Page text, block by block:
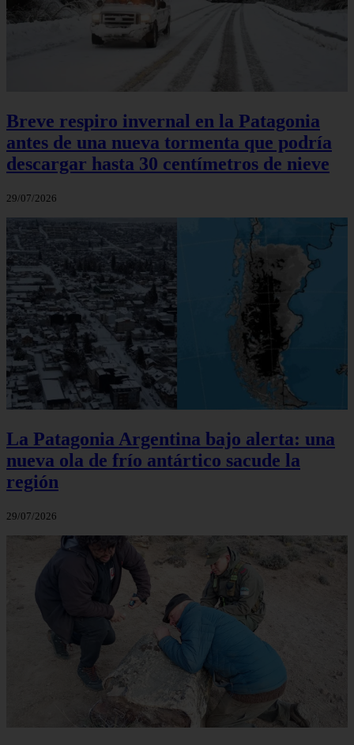
Breve respiro invernal en la Patagonia
antes de una nueva tormenta que podría
descargar hasta 30 centímetros de nieve
29/07/2026
La Patagonia Argentina bajo alerta: una
nueva ola de frío antártico sacude la
región
29/07/2026